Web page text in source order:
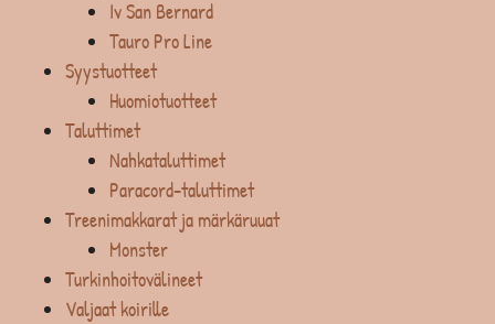
Iv San Bernard
Tauro Pro Line
Syystuotteet
Huomiotuotteet
Taluttimet
Nahkataluttimet
Paracord-taluttimet
Treenimakkarat ja märkäruuat
Monster
Turkinhoitovälineet
Valjaat koirille